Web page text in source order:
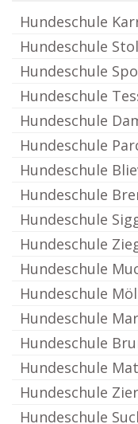
Hundeschule
Hundeschule
Hundeschule
Hundeschule
Hundeschule
Hundeschule
Hundeschule
Hundeschule
Hundeschule
Hundeschule
Hundeschule
Hundeschule
Hundeschule
Hundeschule
Hundeschule
Hundeschule
Hundeschule